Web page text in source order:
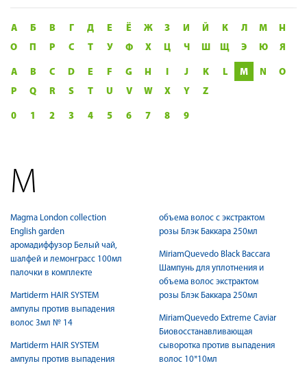
А Б В Г Д Е Ё Ж З И Й К Л М
Н
О
П Р С Т У Ф Х Ц Ч Ш Щ Э Ю Я
A B C D E F G H I J K L M N
O
P
Q R S T U V W X Y Z
0 1 2 3 4 5 6 7 8 9
M
Magma London collection
English garden
аромадиффузор Белый чай,
шалфей и лемонграсс 100мл
палочки в комплекте
Martiderm HAIR SYSTEM
ампулы против выпадения
волос 3мл № 14
Martiderm HAIR SYSTEM
ампулы против выпадения
объема волос с экстрактом
розы Блэк Баккара 250мл
MiriamQuevedo Black Baccara
Шампунь для уплотнения и
объема волос экстрактом
розы Блэк Баккара 250мл
MiriamQuevedo Extreme Caviar
Биовосстанавливающая
сыворотка против выпадения
волос 10*10мл